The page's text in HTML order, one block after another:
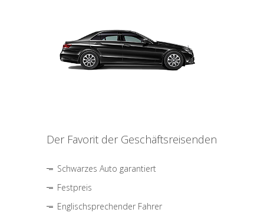
Der Favorit der Geschäftsreisenden
Schwarzes Auto garantiert
Festpreis
Englischsprechender Fahrer